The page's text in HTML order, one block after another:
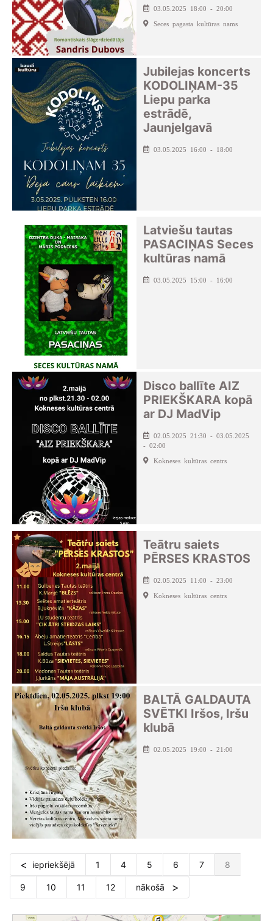
03.05.2025 18:00 - 20:00
Seces pagasta kultūras nams
Jubilejas koncerts
KODOLIŅAM-35
Liepu parka
estrādē,
Jaunjelgavā
03.05.2025 16:00 - 18:00
Latviešu tautas
PASACIŅAS Seces
kultūras namā
03.05.2025 15:00 - 16:00
Disco ballīte AIZ
PRIEKŠKARA kopā
ar DJ MadVip
02.05.2025 21:30 - 03.05.2025
- 02:00
Kokneses kultūras centrs
Teātru saiets
PĒRSES KRASTOS
02.05.2025 11:00 - 23:00
Kokneses kultūras centrs
BALTĀ GALDAUTA
SVĒTKI Iršos, Iršu
klubā
02.05.2025 19:00 - 21:00
iepriekšējā 1 4 5 6 7 8
9 10 11 12 nākošā